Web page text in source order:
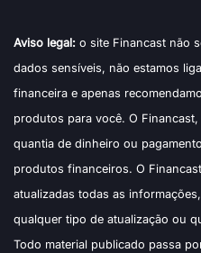
Aviso legal: o site Financast não
dados sensíveis, não estamos
financeira e apenas
produtos para você. O
quantia de dinheiro ou
produtos financeiros. O
atualizadas todas as
qualquer tipo de atualização ou
Todo material publicado passa